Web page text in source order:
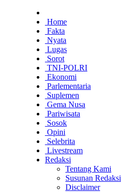
Home
Fakta
Nyata
Lugas
Sorot
TNI-POLRI
Ekonomi
Parlementaria
Suplemen
Gema Nusa
Pariwisata
Sosok
Opini
Selebrita
Livestream
Redaksi
Tentang Kami
Susunan Redaksi
Disclaimer